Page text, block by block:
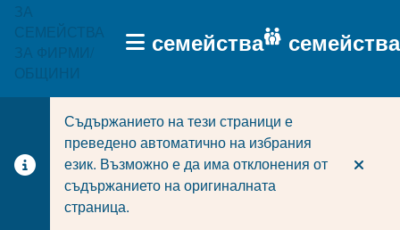
ЗА
СЕМЕЙСТВА
ЗА ФИРМИ/
ОБЩИНИ
(TRÄGERBEREICH)
семейства семейства
Съдържанието на тези страници е
преведено автоматично на избрания
език. Възможно е да има отклонения от
съдържанието на оригиналната
страница.